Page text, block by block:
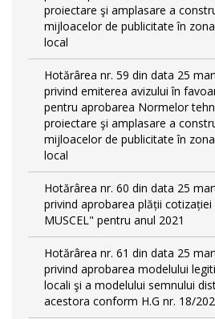
proiectare şi amplasare a
mijloacelor de publicitate în
local
Hotărârea nr. 59 din data 25
privind emiterea avizului în
pentru aprobarea Normelor
proiectare şi amplasare a
mijloacelor de publicitate în
local
Hotărârea nr. 60 din data 25
privind aprobarea plății
MUSCEL" pentru anul 2021
Hotărârea nr. 61 din data 25
privind aprobarea modelului
locali şi a modelului semnului
acestora conform H.G nr. 18/